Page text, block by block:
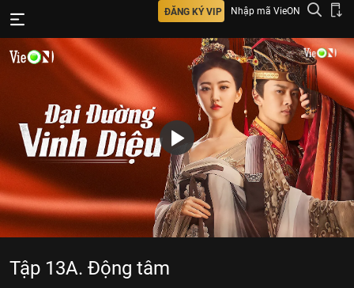
ĐĂNG KÝ VIP Nhập mã VieON
Tập 13A. Động tâm